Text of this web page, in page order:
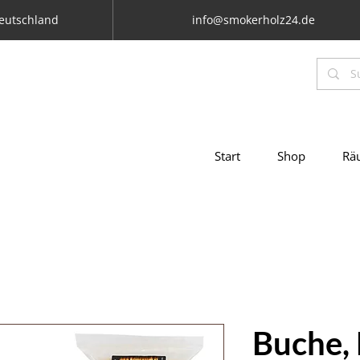
info@smokerholz24.de
Start Shop